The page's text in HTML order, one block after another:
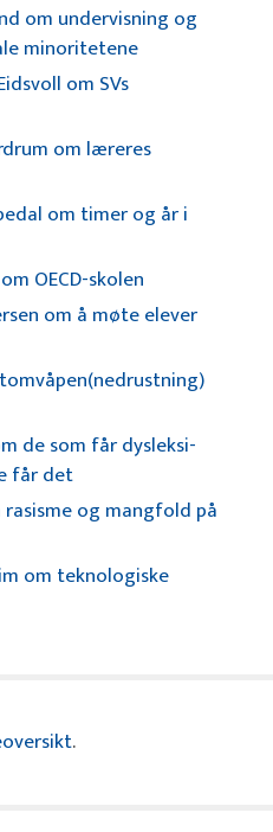
om undervisning og
minoritetene
om SVs
om læreres
om timer og år i
OECD-skolen
om å møte elever
de som får dysleksi-
får det
rasisme og mangfold på
om teknologiske
.